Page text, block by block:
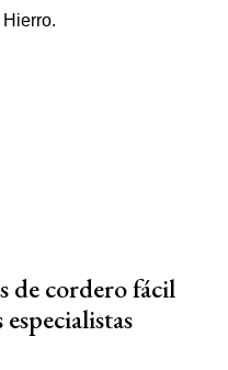
de cordero fácil